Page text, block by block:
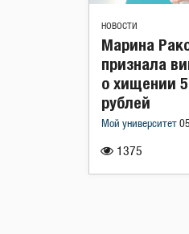
НОВОСТИ
1375
Марина
признала
о хищении
рублей
Мой университет